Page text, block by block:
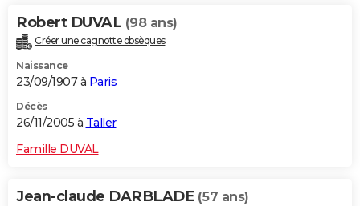
Robert DUVAL (98 ans)
Créer une cagnotte obsèques
Naissance
23/09/1907 à Paris
Décès
26/11/2005 à Taller
Famille DUVAL
Jean-claude DARBLADE (57 ans)